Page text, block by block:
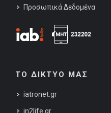
Προσωπικά Δεδομένα
ΤΟ ΔΙΚΤΥΟ ΜΑΣ
iatronet.gr
in2life.gr